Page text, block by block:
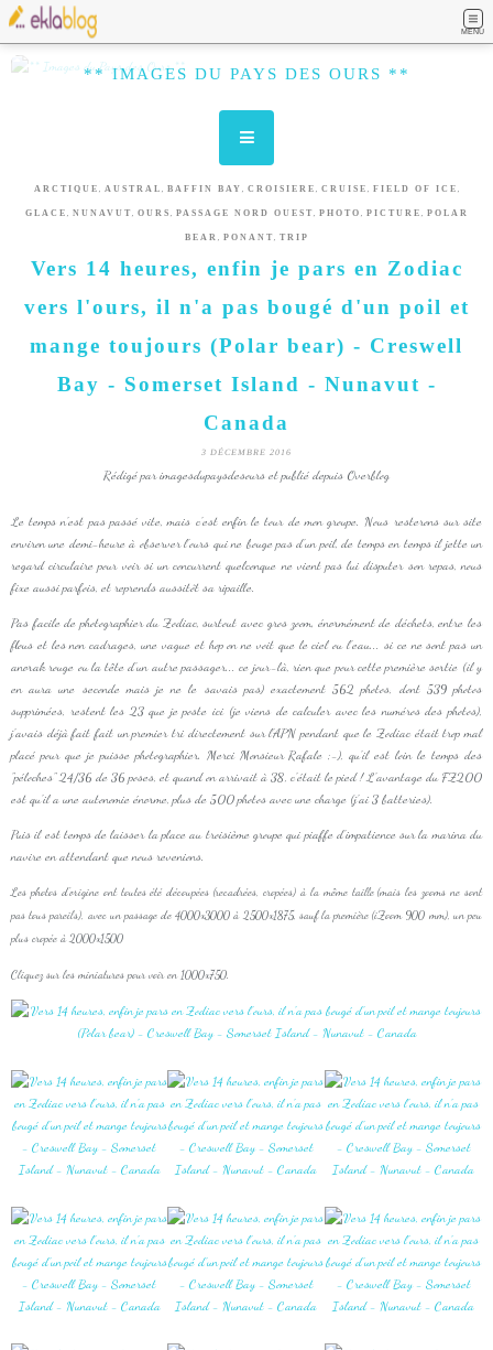
MENU
** IMAGES DU PAYS DES OURS **
ARCTIQUE , AUSTRAL , BAFFIN BAY , CROISIERE , CRUISE , FIELD OF ICE ,
GLACE , NUNAVUT, OURS , PASSAGE NORD OUEST, PHOTO , PICTURE , POLAR
BEAR , PONANT, TRIP
Vers 14 heures, enfin je pars en Zodiac
vers l'ours, il n'a pas bougé d'un poil et
mange toujours (Polar bear) - Creswell
Bay - Somerset Island - Nunavut -
Canada
3 DÉCEMBRE 2016
Rédigé par imagesdupaysdesours et publié depuis Overblog
Le temps n'est pas passé vite, mais c'est enfin le tour de mon groupe. Nous resterons sur site
environ une demi-heure à observer l'ours qui ne bouge pas d'un poil, de temps en temps il jette un
regard circulaire pour voir si un concurrent quelconque ne vient pas lui disputer son repas, nous
fixe aussi parfois, et reprends aussitôt sa ripaille.
Pas facile de photographier du Zodiac, surtout avec gros zoom, énormément de déchets, entre les
flous et les non cadrages, une vague et hop on ne voit que le ciel ou l'eau... si ce ne sont pas un
anorak rouge ou la tête d'un autre passager... ce jour-là, rien que pour cette première sortie (il y
en aura une seconde mais je ne le savais pas) exactement 562 photos, dont 539 photos
supprimées, restent les 23 que je poste ici (je viens de calculer avec les numéros des photos),
j'avais déjà fait fait un premier tri directement sur l'APN pendant que le Zodiac était trop mal
placé pour que je puisse photographier. Merci Monsieur Rafale ;-), qu'il est loin le temps des
"péloches" 24/36 de 36 poses, et quand on arrivait à 38, c'était le pied ! L'avantage du FZ200
est qu'il a une autonomie énorme, plus de 500 photos avec une charge (j'ai 3 batteries).
Puis il est temps de laisser la place au troisième groupe qui piaffe d'impatience sur la marina du
navire en attendant que nous revenions.
Les photos d'origine ont toutes été découpées (recadrées, cropées) à la même taille (mais les zooms ne sont
pas tous pareils), avec un passage de 4000x3000 à 2500x1875, sauf la première (iZoom 900 mm), un peu
plus cropée à 2000x1500
Cliquez sur les miniatures pour voir en 1000x750.